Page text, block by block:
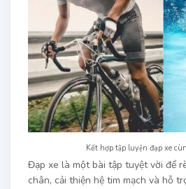
Kết hợp tập luyện đạp xe
Đạp xe là một bài tập tuyệt vời để
chân, cải thiện hệ tim mạch và hỗ